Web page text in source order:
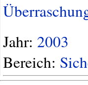
Jahr: 2003
Bereich: